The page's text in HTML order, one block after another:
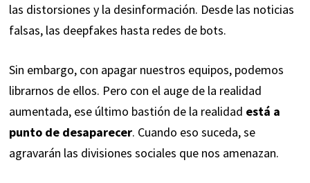
las distorsiones y la desinformación. Desde las noticias
falsas, las deepfakes hasta redes de bots.
Sin embargo, con apagar nuestros equipos, podemos
librarnos de ellos. Pero con el auge de la realidad
aumentada, ese último bastión de la realidad está a
punto de desaparecer. Cuando eso suceda, se
agravarán las divisiones sociales que nos amenazan.